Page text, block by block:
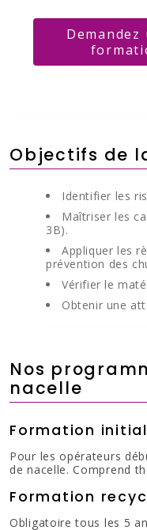
Objectifs de
Identifier les
Maîtriser les
3B).
Appliquer les
prévention des
Vérifier le
Obtenir une
Nos
nacelle
Formation
Pour les opérateurs
de nacelle. Comprend
Formation
Obligatoire tous les 5